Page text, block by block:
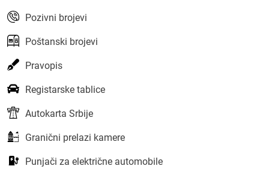
Pozivni brojevi
Poštanski brojevi
Pravopis
Registarske tablice
Autokarta Srbije
Granični prelazi kamere
Punjači za električne automobile